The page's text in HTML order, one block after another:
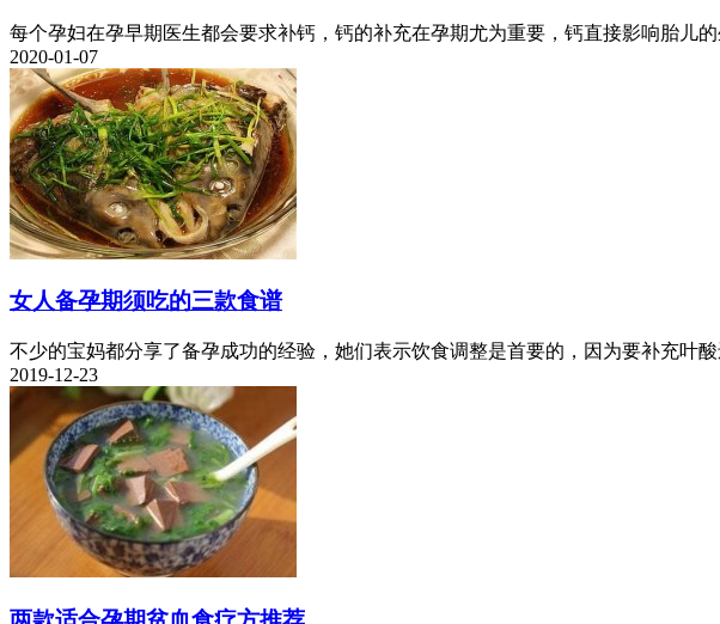
每个孕妇在孕早期医生都会要求补钙，钙的补充在孕期尤为重要，钙直接影响胎儿
2020-01-07
女人备孕期须吃的三款食谱
不少的宝妈都分享了备孕成功的经验，她们表示饮食调整是首要的，因为要补充叶
2019-12-23